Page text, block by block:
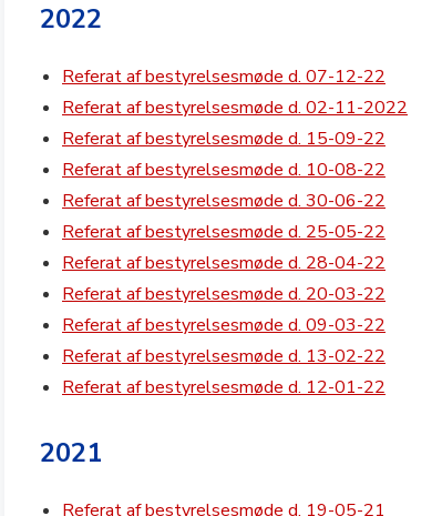
2022
Referat af bestyrelsesmøde d. 07-12-22
Referat af bestyrelsesmøde d. 02-11-2022
Referat af bestyrelsesmøde d. 15-09-22
Referat af bestyrelsesmøde d. 10-08-22
Referat af bestyrelsesmøde d. 30-06-22
Referat af bestyrelsesmøde d. 25-05-22
Referat af bestyrelsesmøde d. 28-04-22
Referat af bestyrelsesmøde d. 20-03-22
Referat af bestyrelsesmøde d. 09-03-22
Referat af bestyrelsesmøde d. 13-02-22
Referat af bestyrelsesmøde d. 12-01-22
2021
Referat af bestyrelsesmøde d. 19-05-21